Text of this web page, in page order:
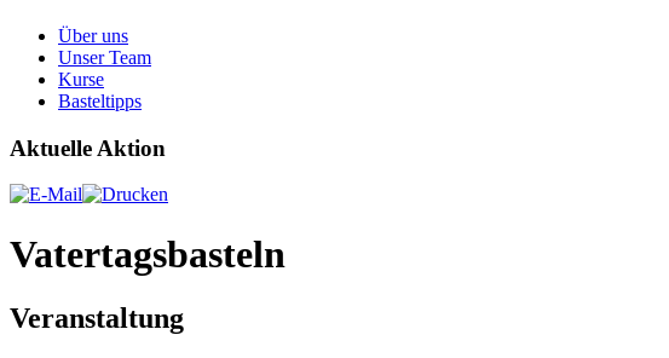
Über uns
Unser Team
Kurse
Basteltipps
Aktuelle Aktion
Vatertagsbasteln
Veranstaltung